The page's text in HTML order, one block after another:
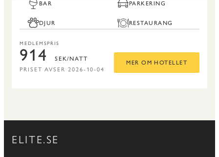
BAR PARKERING
DJUR RESTAURANG
MEDLEMSPRIS
914 SEK/NATT
PRISET AVSER 2026-10-04
MER OM HOTELLET
ELITE.SE